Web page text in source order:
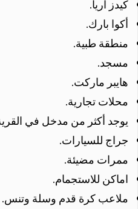
كيدز اريا.
أكوا بارك.
منطقة طبية.
مسجد.
هايبر ماركت.
محلات تجارية.
يوجد أكثر من مدخل في
جراج للسيارات.
ممرات مضيئة.
اماكن للاستجمام.
ملاعب كرة قدم وسلة وتنس.